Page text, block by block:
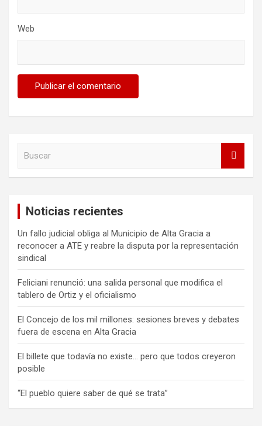
Web
Noticias recientes
Un fallo judicial obliga al Municipio de Alta Gracia a
reconocer a ATE y reabre la disputa por la representación
sindical
Feliciani renunció: una salida personal que modifica el
tablero de Ortiz y el oficialismo
El Concejo de los mil millones: sesiones breves y debates
fuera de escena en Alta Gracia
El billete que todavía no existe… pero que todos creyeron
posible
“El pueblo quiere saber de qué se trata”